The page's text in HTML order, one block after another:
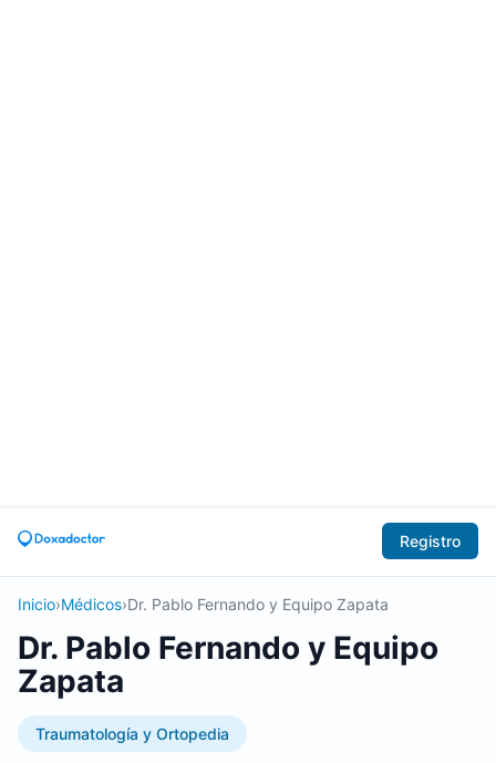
Registro
Inicio›Médicos›Dr. Pablo Fernando y Equipo Zapata
Dr. Pablo Fernando y Equipo
Zapata
Traumatología y Ortopedia